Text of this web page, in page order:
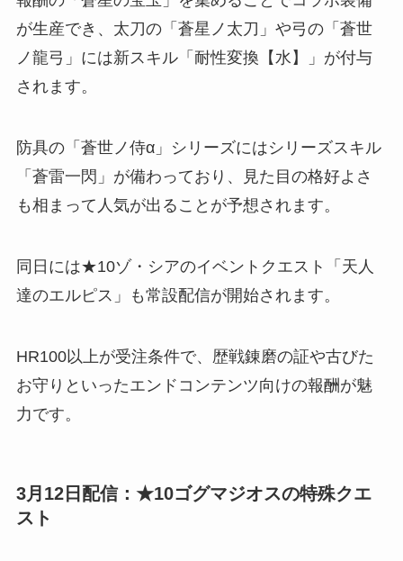
が生産でき、太刀の「蒼星ノ太刀」や弓の「蒼世
ノ龍弓」には新スキル「耐性変換【水】」が付与
されます。
防具の「蒼世ノ侍α」シリーズにはシリーズスキル
「蒼雷一閃」が備わっており、見た目の格好よさ
も相まって人気が出ることが予想されます。
同日には★10ゾ・シアのイベントクエスト「天人
達のエルピス」も常設配信が開始されます。
HR100以上が受注条件で、歴戦錬磨の証や古びた
お守りといったエンドコンテンツ向けの報酬が魅
力です。
3月12日配信：★10ゴグマジオスの特殊クエ
スト